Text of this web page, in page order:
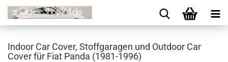
Indoor Car Cover, Stoffgaragen und Outdoor Car
Cover für Fiat Panda (1981-1996)